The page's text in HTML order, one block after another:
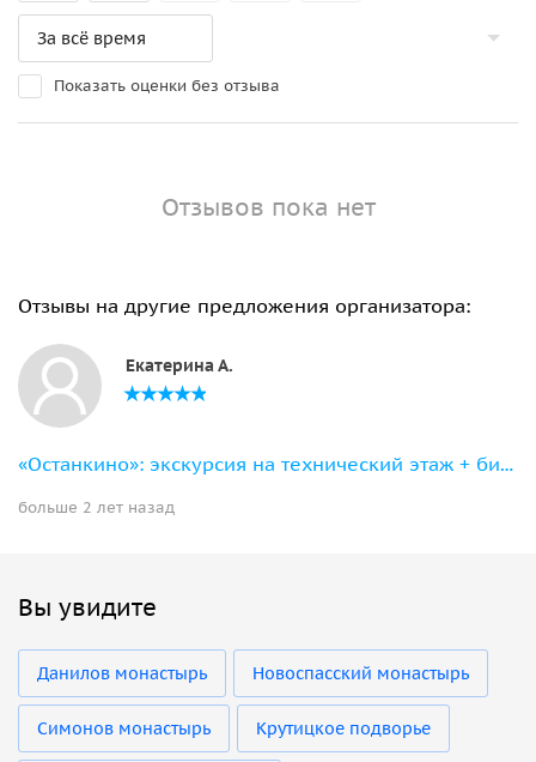
Показать оценки без отзыва
Отзывов пока нет
Отзывы на другие предложения организатора:
Екатерина А.
«Останкино»: экскурсия на технический этаж + билет на смотровую телебашни
больше 2 лет назад
Вы увидите
Данилов монастырь Новоспасский монастырь
Симонов монастырь Крутицкое подворье